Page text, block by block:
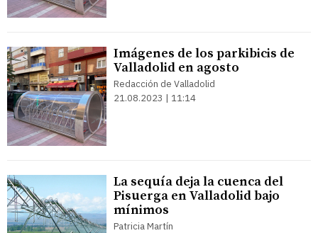
Imágenes de los parkibicis de
Valladolid en agosto
Redacción de Valladolid
21.08.2023 | 11:14
La sequía deja la cuenca del
Pisuerga en Valladolid bajo
mínimos
Patricia Martín